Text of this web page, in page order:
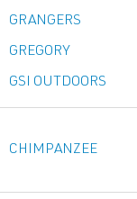
GRANGERS
GREGORY
GSI OUTDOORS
CHIMPANZEE